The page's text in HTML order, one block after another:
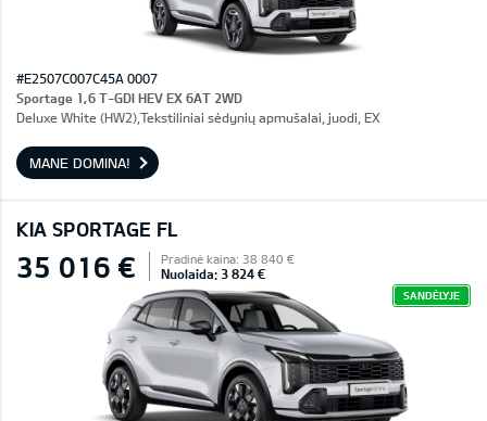
#E2507C007C45A 0007
Sportage 1,6 T-GDI HEV EX 6AT 2WD
Deluxe White (HW2),Tekstiliniai sėdynių apmušalai, juodi, EX
MANE DOMINA!
KIA SPORTAGE FL
35 016 € Pradinė kaina: 38 840 €
Nuolaida: 3 824 €
SANDĖLYJE